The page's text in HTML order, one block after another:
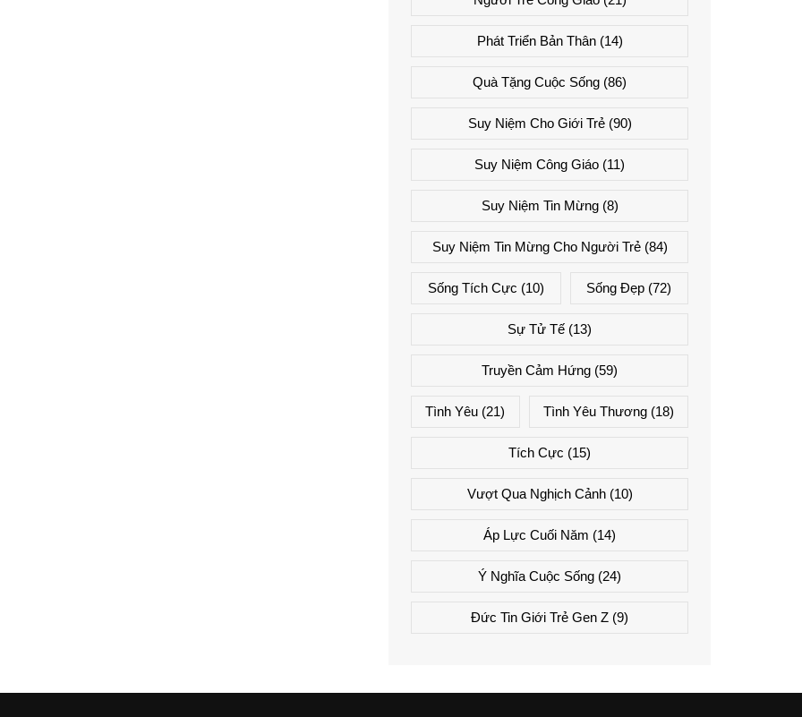
Phát Triển Bản Thân(14)
Quà Tặng Cuộc Sống (86)
Suy Niệm Cho Giới Trẻ(90)
Suy Niệm Công Giáo (11)
Suy Niệm Tin Mừng(8)
Suy Niệm Tin Mừng Cho Người Trẻ(84)
Sống Tích Cực (10) Sống Đẹp (72)
Sự Tử Tế (13)
Truyền Cảm Hứng (59)
Tình Yêu (21) Tình Yêu Thương(18)
Tích Cực (15)
Vượt Qua Nghịch Cảnh(10)
Áp Lực Cuối Năm (14)
Ý Nghĩa Cuộc Sống (24)
Đức Tin Giới Trẻ Gen Z (9)